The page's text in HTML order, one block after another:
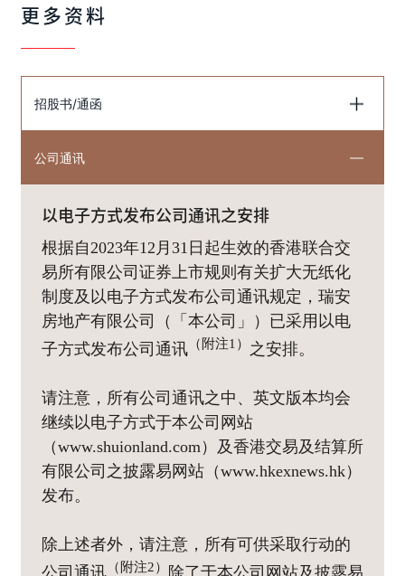
更多资料
招股书/通函
公司通讯
以电子方式发布公司通讯之安排
根据自2023年12月31日起生效的香港联合交
易所有限公司证券上市规则有关扩大无纸化
制度及以电子方式发布公司通讯规定，瑞安
房地产有限公司（「本公司」）已采用以电
子方式发布公司通讯 （附注1） 之安排。
请注意，所有公司通讯之中、英文版本均会
继续以电子方式于本公司网站
（www.shuionland.com）及香港交易及结算所
有限公司之披露易网站（www.hkexnews.hk）
发布。
除上述者外，请注意，所有可供采取行动的
（附注2）